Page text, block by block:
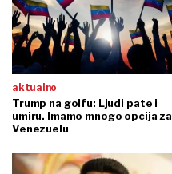
aktualno
Trump na golfu: Ljudi pate i
umiru. Imamo mnogo opcija za
Venezuelu